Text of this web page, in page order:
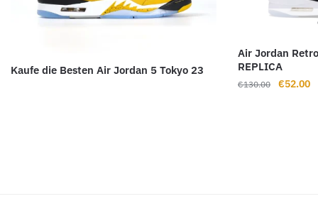
Kaufe die Besten Air Jordan 5 Tokyo 23
Air Jordan
REPLICA
€130.00 €52.00